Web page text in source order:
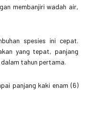
membanjiri wadah air,
spesies ini cepat.
yang tepat, panjang
dalam tahun pertama.
panjang kaki enam (6)